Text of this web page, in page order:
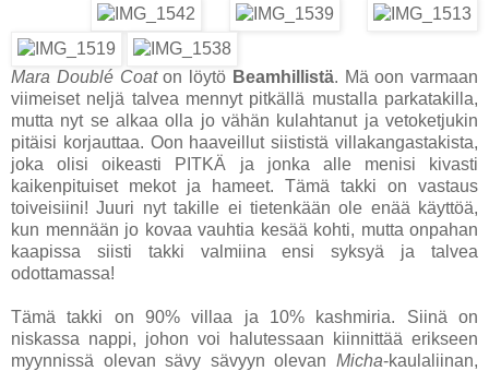
Mara Doublé Coaton löytö Beamhillistä. Mä oon varmaan
viimeiset neljä talvea mennyt pitkällä mustalla parkatakilla,
mutta nyt se alkaa olla jo vähän kulahtanut ja vetoketjukin
pitäisi korjauttaa. Oon haaveillut siististä villakangastakista,
joka olisi oikeasti PITKÄ ja jonka alle menisi kivasti
kaikenpituiset mekot ja hameet. Tämä takki on vastaus
toiveisiini! Juuri nyt takille ei tietenkään ole enää käyttöä,
kun mennään jo kovaa vauhtia kesää kohti, mutta onpahan
kaapissa siisti takki valmiina ensi syksyä ja talvea
odottamassa!
Tämä takki on 90% villaa ja 10% kashmiria. Siinä on
niskassa nappi, johon voi halutessaan kiinnittää erikseen
myynnissä olevan sävy sävyyn olevan Micha-kaulaliinan,